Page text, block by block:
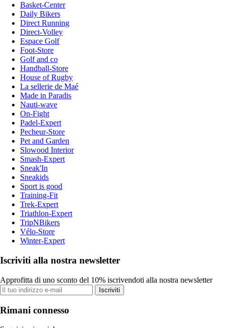
Basket-Center
Daily Bikers
Direct Running
Direct-Volley
Espace Golf
Foot-Store
Golf and co
Handball-Store
House of Rugby
La sellerie de Maé
Made in Paradis
Nauti-wave
On-Fight
Padel-Expert
Pecheur-Store
Pet and Garden
Slowood Interior
Smash-Expert
Sneak'In
Sneakids
Sport is good
Training-Fit
Trek-Expert
Triathlon-Expert
TripNBikers
Vélo-Store
Winter-Expert
Iscriviti alla nostra newsletter
Approfitta di uno sconto del 10% iscrivendoti alla nostra newsletter
Iscriviti
Rimani connesso